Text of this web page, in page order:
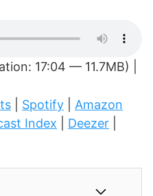
17:04 — 11.7MB) |
Spotify
Amazon
Index Deezer